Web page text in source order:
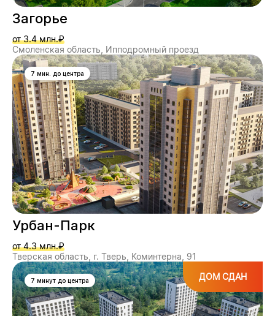
Загорье
от 3.4 млн.₽
Смоленская область, Ипподромный проезд
7 мин. до центра
Урбан-Парк
от 4.3 млн.₽
Тверская область, г. Тверь, Коминтерна, 91
7 минут до центра ДОМ СДАН